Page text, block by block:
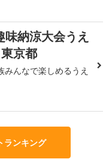
納涼大会うえ
京都
みんなで楽しめるうえ
ランキング